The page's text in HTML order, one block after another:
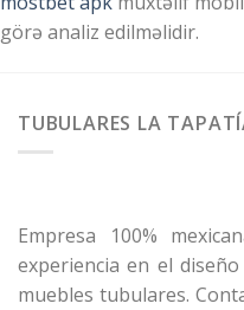
görə analiz edilməlidir.
TUBULARES LA
Empresa 100%
experiencia en el
muebles tubulares.